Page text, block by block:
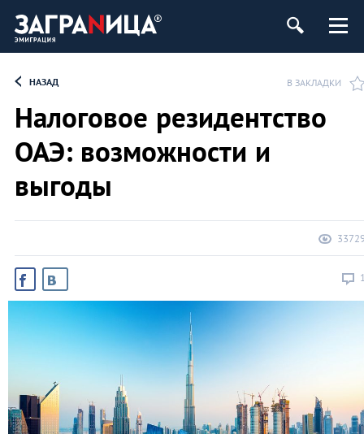
НАЗАД В ЗАКЛАДКИ
Налоговое резидентство
ОАЭ: возможности и
выгоды